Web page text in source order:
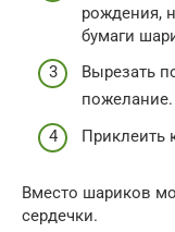
рождения,
бумаги
Вырезать
пожелание.
Приклеить
Вместо шариков
сердечки.